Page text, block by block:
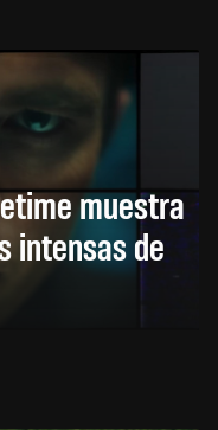
muestra
intensas de